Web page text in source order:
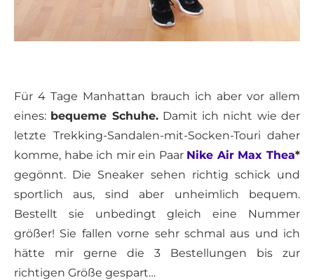
Für 4 Tage Manhattan brauch ich aber vor allem
eines: bequeme Schuhe.Damit ich nicht wie der
letzte Trekking-Sandalen-mit-Socken-Touri daher
komme, habe ich mir ein Paar Nike Air Max Thea*
gegönnt. Die Sneaker sehen richtig schick und
sportlich aus, sind aber unheimlich bequem.
Bestellt sie unbedingt gleich eine Nummer
größer! Sie fallen vorne sehr schmal aus und ich
hätte mir gerne die 3 Bestellungen bis zur
richtigen Größe gespart…